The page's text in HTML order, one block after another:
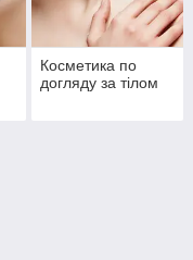
Косметика по
догляду за тілом